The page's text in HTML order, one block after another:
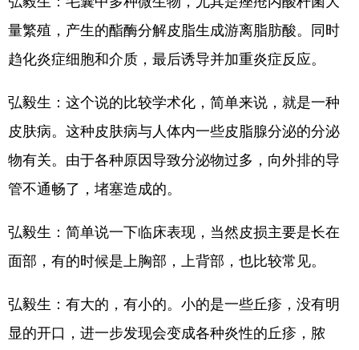
量繁殖，产生的酯酶分解皮脂生成游离脂肪酸。同时
趋化炎症细胞和介质，最后诱导并加重炎症反应。
弘毅生：这个说的比较学术化，简单来说，就是一种
皮肤病。这种皮肤病与人体内一些皮脂腺分泌的分泌
物有关。由于各种原因导致分泌物过多，向外排的导
管不通畅了，堵塞造成的。
弘毅生：简单说一下临床表现，当然皮损主要是长在
面部，有的时候是上胸部，上背部，也比较常见。
弘毅生：有大的，有小的。小的是一些丘疹，没有明
显的开口，进一步发现会变成各种炎性的丘疹，脓